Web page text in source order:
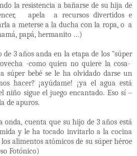
la resistencia a bañarse de su hija de
apela
a recursos divertidos e
a meterse a la ducha con la ropa, o a
papá, hermanito …)
de 3 años anda en la etapa de los "súper
-como quien no quiere la cosa-
súper bebé se le ha olvidado darse un
hacer? ¡ayúdame! ¡ya el agua está
niño sigue el juego encantado. Eso sí –
de apuros.
onda, cuenta que su hijo de 3 años está
y le ha tocado invitarlo a la cocina
alimentos atómicos de su súper héroe
Fotónico)